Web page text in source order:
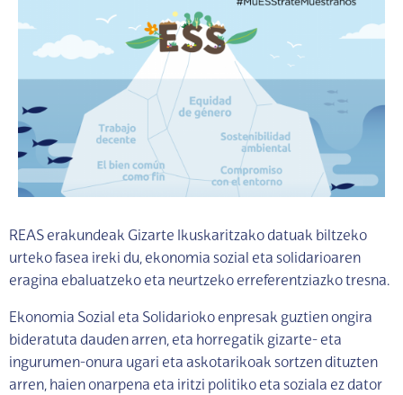
REAS erakundeak Gizarte Ikuskaritzako datuak biltzeko
urteko fasea ireki du, ekonomia sozial eta solidarioaren
eragina ebaluatzeko eta neurtzeko erreferentziazko tresna.
Ekonomia Sozial eta Solidarioko enpresak guztien ongira
bideratuta dauden arren, eta horregatik gizarte- eta
ingurumen-onura ugari eta askotarikoak sortzen dituzten
arren, haien onarpena eta iritzi politiko eta soziala ez dator